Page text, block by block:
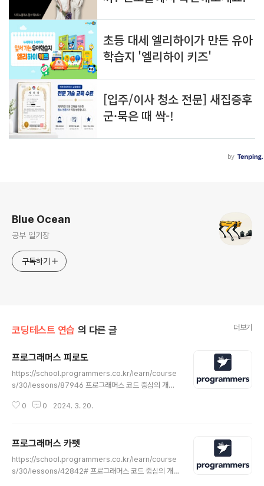
Blue Ocean
공부 일기장
구독하기
코딩테스트 연습 의 다른 글 더보기
프로그래머스 피로도
https://school.programmers.co.kr/learn/course
s/30/lessons/87946 프로그래머스 코드 중심의 개발
맞춤형 프로필을 등록하고, 나와 기술 궁합이 잘 맞는 기업
있으며, 일정 피로도를 사용해서 던전을 탐험할 수 있습니
다. 이때, 각 던전마다 탐험을 시작하기 위해 필요한 "최소
필요 피로도"와 던전 탐험을 마쳤을 때 소모되는 "소모 피
0 0 2024. 3. 20.
프로그래머스 카펫
https://school.programmers.co.kr/learn/course
s/30/lessons/42842# 프로그래머스 코드 중심의 개